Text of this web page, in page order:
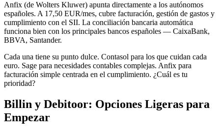
Anfix (de Wolters Kluwer) apunta directamente a los autónomos
españoles. A 17,50 EUR/mes, cubre facturación, gestión de gastos y
cumplimiento con el SII. La conciliación bancaria automática
funciona bien con los principales bancos españoles — CaixaBank,
BBVA, Santander.
Cada una tiene su punto dulce. Contasol para los que cuidan cada
euro. Sage para necesidades contables complejas. Anfix para
facturación simple centrada en el cumplimiento. ¿Cuál es tu
prioridad?
Billin y Debitoor: Opciones Ligeras para
Empezar